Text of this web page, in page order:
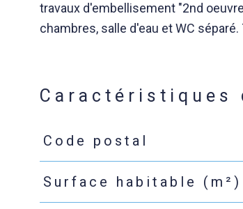
travaux d'embellisement "2nd
chambres, salle d'eau et WC
Caractéristiques
Caractéristiques
Code postal
Surface habitable (m²)